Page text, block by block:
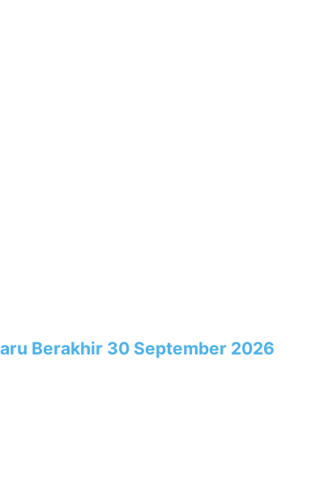
Berakhir 30 September 2026